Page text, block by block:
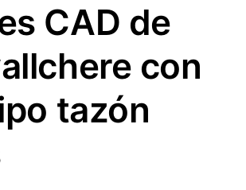
CAD de
con
tazón